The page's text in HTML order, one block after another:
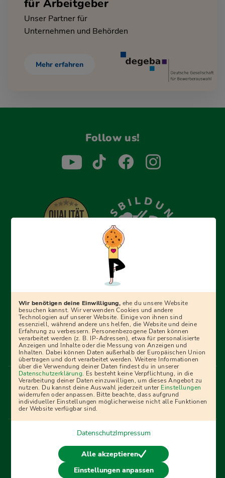
für Arbeitgeber
Unser Partner für
Unternehmen und Behörden
Mehr erfahren
Follow us!
Erfolgreich bewerben mit Ausbildungspark: Wir
begleiten dich Schritt für Schritt bei deinem Start in den
Ratgebern und Prüfungspaketen, interaktiven
Videokursen und vielem mehr. Für alle, die was werden
wollen!
Menü Fußleiste
Impressum Bildquellen Presse
Mediadaten
Partner
AGB Datenschutz
Widerrufsbelehrung
Bestellung
Affiliate Partner Cookies
Vertrag widerrufen
© 2026 Ausbildungspark Verlag. Alle Rechte vorbehalten.
Wir benötigen deine Einwilligung, ehe du unsere Website
besuchen kannst. Wir verwenden Cookies und andere
Technologien auf unserer Website. Einige von ihnen sind
essenziell, während andere uns helfen, die Website und deine
Erfahrung zu verbessern. Personenbezogene Daten können
verarbeitet werden (z. B. IP-Adressen), etwa für personalisierte
Anzeigen und Inhalte oder die Messung von Anzeigen und
Inhalten. Dabei können Daten außerhalb der Europäischen Union
übertragen und dort verarbeitet werden. Weitere Informationen
über die Verwendung deiner Daten findest du in unserer
Datenschutzerklärung. Es besteht keine Verpflichtung, in die
Verarbeitung deiner Daten einzuwilligen, um dieses Angebot zu
nutzen. Du kannst deine Auswahl jederzeit unter Einstellungen
widerrufen oder anpassen. Bitte beachte, dass aufgrund
individueller Einstellungen möglicherweise nicht alle Funktionen
der Website verfügbar sind.
DatenschutzImpressum
Alle akzeptieren
Einstellungen anpassen